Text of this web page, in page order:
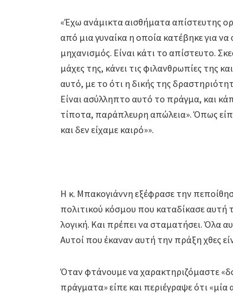
«Έχω ανάμικτα αισθήματα απίστευτης
από μια γυναίκα η οποία κατέβηκε για
μηχανισμός. Είναι κάτι το απίστευτο.
μάχες της, κάνει τις φιλανθρωπίες της
αυτό, με το ότι η δικής της
Είναι ασύλληπτο αυτό το πράγμα, και
τίποτα, παράπλευρη απώλεια». Όπως
και δεν είχαμε καιρό»».
Η κ. Μπακογιάννη εξέφρασε την
πολιτικού κόσμου που καταδίκασε αυτή
λογική. Και πρέπει να σταματήσει. Όλα
Αυτοί που έκαναν αυτή την πράξη χθες
Όταν φτάνουμε να χαρακτηριζόμαστε
πράγματα» είπε και περιέγραψε ότι